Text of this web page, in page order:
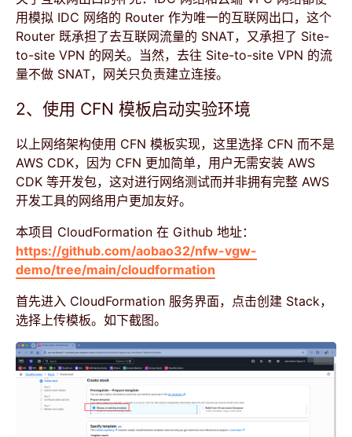
用模拟 IDC 网络的 Router 作为唯一的互联网出口，这个
Router 既承担了去互联网流量的 SNAT，又承担了 Site-
to-site VPN 的网关。当然，去往 Site-to-site VPN 的流
量不做 SNAT，网关只负责建立连接。
2、使用 CFN 模板启动实验环境
以上网络架构使用 CFN 模板实现，这里选择 CFN 而不是
AWS CDK，因为 CFN 更加简单，用户无需安装 AWS
CDK 等开发包，这对进行网络测试而并非拥有完整 AWS
开发工具的网络用户更加友好。
本项目 CloudFormation 在 Github 地址：
https://github.com/aobao32/nfw-vgw-
demo/tree/main/cloudformation
首先进入 CloudFormation 服务界面，点击创建 Stack，
选择上传模板。如下截图。